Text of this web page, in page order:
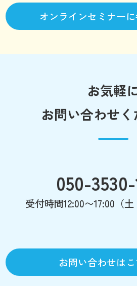
オンラインセミナー
お気軽
お問い合わせく
050-
受付時間12:00〜17:00（土
お問い合わせはこ